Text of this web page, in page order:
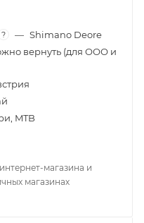
? — Shimano Deore
вернуть (для ООО и
MTB
магазина и
магазинах